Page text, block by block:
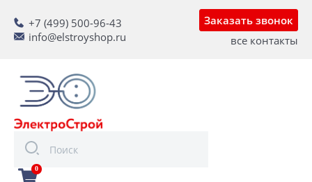
+7 (499) 500-96-43
info@elstroyshop.ru
Заказать звонок
все контакты
0